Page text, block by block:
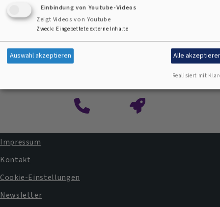
Kontaktformular
Fußbereichsmenü
Impressum
Kontakt
Cookie-Einstellungen
Newsletter
Einbindung von Youtube-Videos
Zeigt Videos von Youtube
Zweck: Eingebettete externe Inhalte
Auswahl akzeptieren Alle
Realisiert mit